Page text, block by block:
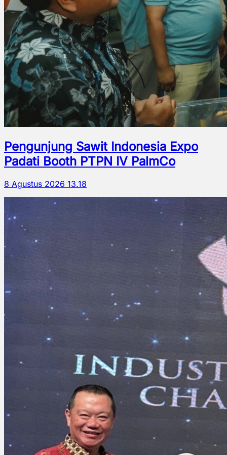
Pengunjung Sawit Indonesia Expo
Padati Booth PTPN IV PalmCo
8 Agustus 2026 13.18